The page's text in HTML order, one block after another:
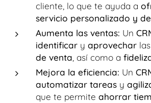
cliente, lo que te ayuda a
servicio personalizado y
Aumenta las ventas: Un
identificar y aprovechar las
de venta , así como a
Mejora la eficiencia: Un
automatizar tareas y
que te permite ahorrar